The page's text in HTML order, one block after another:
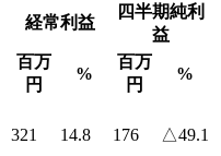
経常利益
四半期純利
益
百万
円
%
百万
円
%
321 14.8 176 △49.1